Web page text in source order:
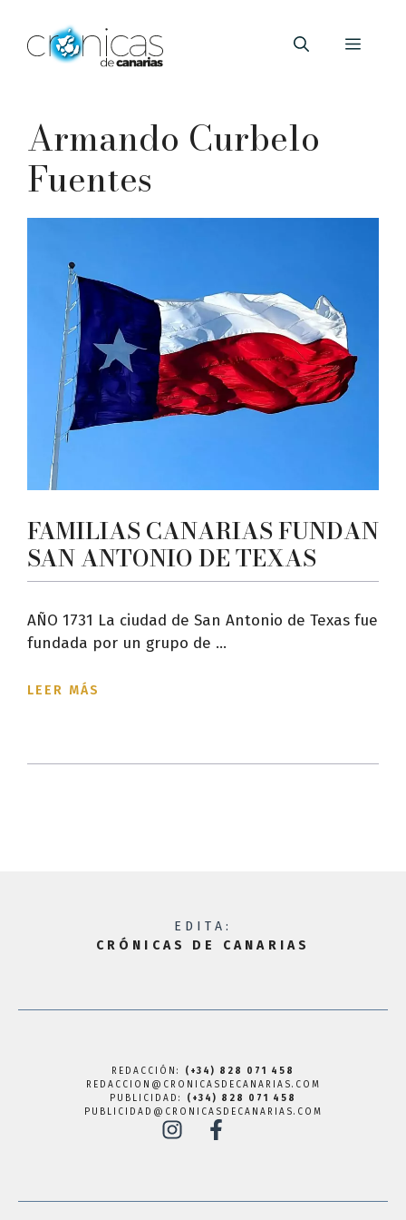
contenido
Menú
Armando Curbelo
Fuentes
FAMILIAS CANARIAS FUNDAN
SAN ANTONIO DE TEXAS
AÑO 1731 La ciudad de San Antonio de Texas fue
fundada por un grupo de ...
LEER MÁS
EDITA:
CRÓNICAS DE CANARIAS
REDACCIÓN: (+34) 828 071 458
REDACCION@CRONICASDECANARIAS.COM
PUBLICIDAD: (+34) 828 071 458
PUBLICIDAD@CRONICASDECANARIAS.COM